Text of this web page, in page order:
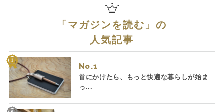
「 マガジンを読む 」の
人気記事
No.
首にかけたら、もっと快適な暮らしが始ま
っ...